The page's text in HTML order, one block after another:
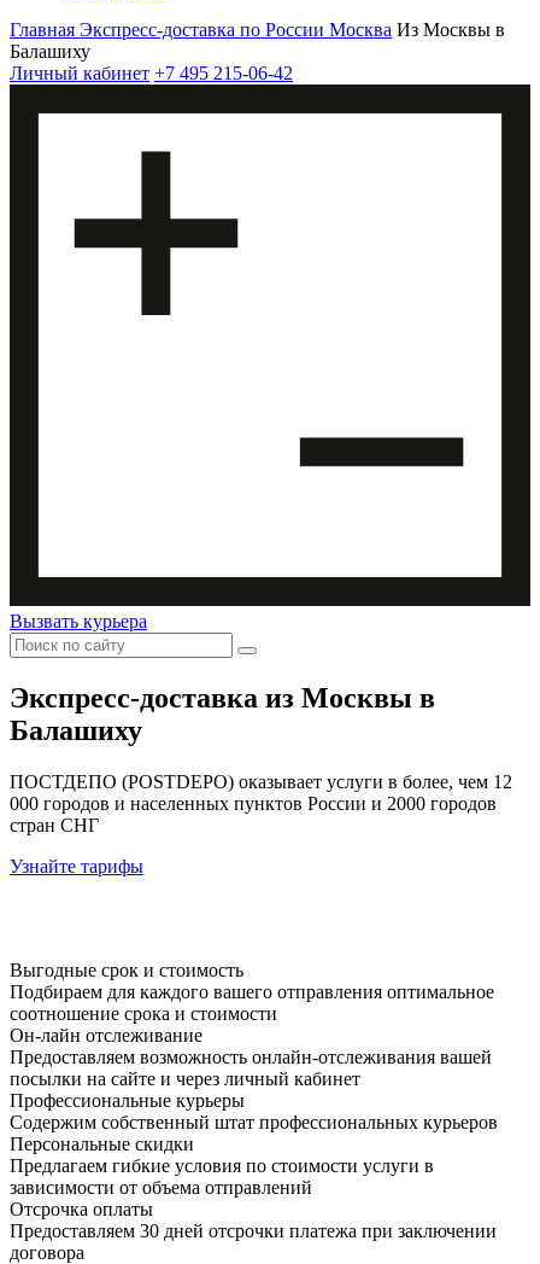
Главная Экспресс-доставка по России Москва Из Москвы в
Балашиху
Личный кабинет +7 495 215-06-42
Вызвать курьера
Экспресс-доставка из Москвы в
Балашиху
ПОСТДЕПО (POSTDEPO) оказывает услуги в более, чем 12
000 городов и населенных пунктов России и 2000 городов
стран СНГ
Узнайте тарифы
Выгодные срок и стоимость
Подбираем для каждого вашего отправления оптимальное
соотношение срока и стоимости
Он-лайн отслеживание
Предоставляем возможность онлайн-отслеживания вашей
посылки на сайте и через личный кабинет
Профессиональные курьеры
Содержим собственный штат профессиональных курьеров
Персональные скидки
Предлагаем гибкие условия по стоимости услуги в
зависимости от объема отправлений
Отсрочка оплаты
Предоставляем 30 дней отсрочки платежа при заключении
договора